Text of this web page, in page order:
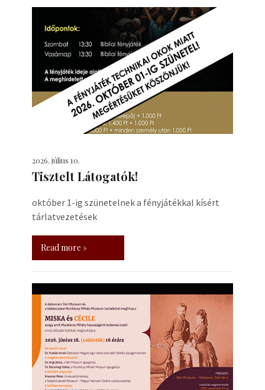
2026. július 10.
Tisztelt Látogatók!
október 1-ig szünetelnek a fényjátékkal kísért
tárlatvezetések
Read more »